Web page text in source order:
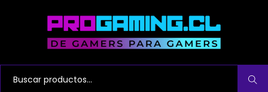
Buscar